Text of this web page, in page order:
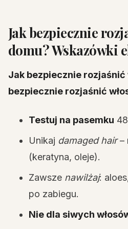
Jak bezpiecznie
domu? Wskazówki
Jak bezpiecznie rozjaśnić
bezpiecznie rozjaśnić
Testuj na pasemku
Unikaj damaged hair–
(keratyna, oleje).
Zawsze nawilżaj:
po zabiegu.
Nie dla siwych